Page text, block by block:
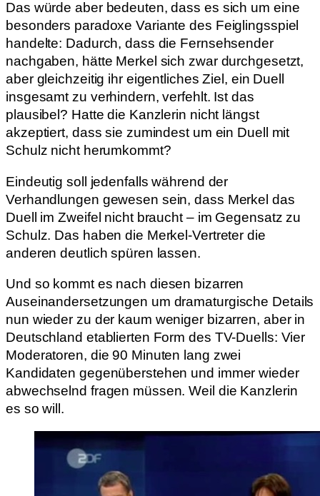
Das würde aber bedeuten, dass es sich um eine
besonders paradoxe Variante des Feiglingsspiel
handelte: Dadurch, dass die Fernsehsender
nachgaben, hätte Merkel sich zwar durchgesetzt,
aber gleichzeitig ihr eigentliches Ziel, ein Duell
insgesamt zu verhindern, verfehlt. Ist das
plausibel? Hatte die Kanzlerin nicht längst
akzeptiert, dass sie zumindest um ein Duell mit
Schulz nicht herumkommt?
Eindeutig soll jedenfalls während der
Verhandlungen gewesen sein, dass Merkel das
Duell im Zweifel nicht braucht – im Gegensatz zu
Schulz. Das haben die Merkel-Vertreter die
anderen deutlich spüren lassen.
Und so kommt es nach diesen bizarren
Auseinandersetzungen um dramaturgische Details
nun wieder zu der kaum weniger bizarren, aber in
Deutschland etablierten Form des TV-Duells: Vier
Moderatoren, die 90 Minuten lang zwei
Kandidaten gegenüberstehen und immer wieder
abwechselnd fragen müssen. Weil die Kanzlerin
es so will.